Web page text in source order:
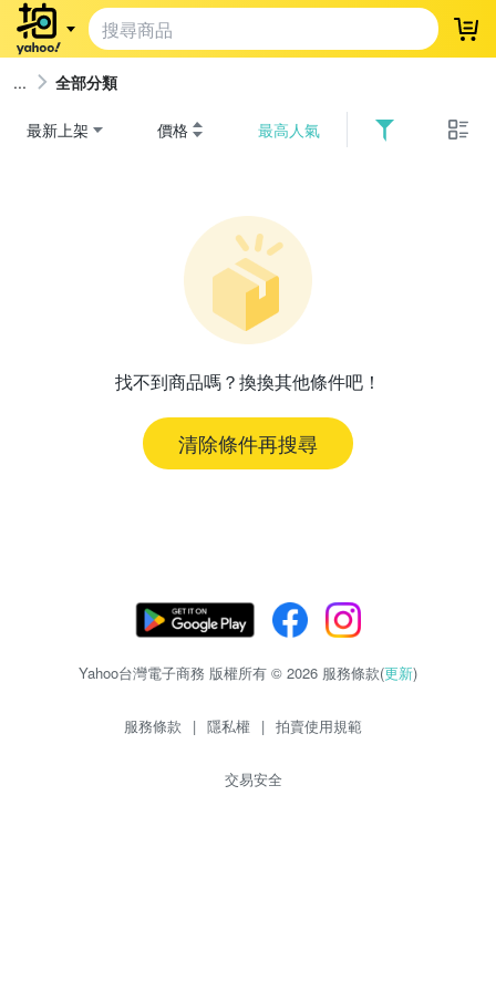
登
全部分類
最新上架 價格 最高人氣
找不到商品嗎？換換其他條件吧！
清除條件再搜尋
Yahoo台灣電子商務 版權所有 © 2026 服務條款(更新)
服務條款 | 隱私權 | 拍賣使用規範
交易安全